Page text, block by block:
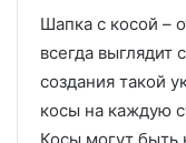
Шапка с косой –
всегда
создания такой
косы на каждую